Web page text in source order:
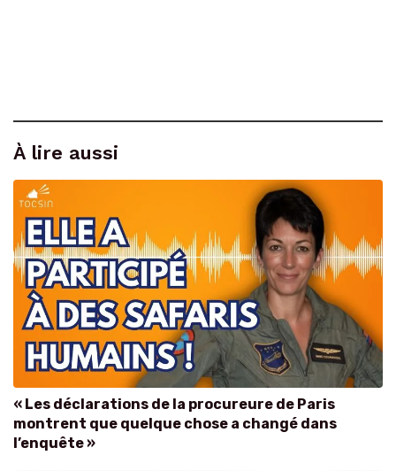
À lire aussi
« Les déclarations de la procureure de Paris
montrent que quelque chose a changé dans
l’enquête »